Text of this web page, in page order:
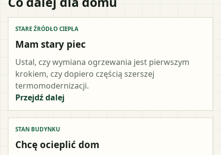
STARE ŹRÓDŁO CIEPŁA
Mam stary piec
Ustal, czy wymiana ogrzewania jest pierwszym
krokiem, czy dopiero częścią szerszej
termomodernizacji.
Przejdź dalej
STAN BUDYNKU
Chcę ocieplić dom